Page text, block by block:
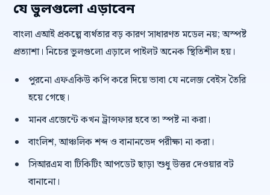
যে ভুলগুলো এড়াবেন
বাংলা এআই প্রকল্পে ব্যর্থতার বড় কারণ সাধারণত মডেল নয়; অস্পষ্ট
প্রত্যাশা। নিচের ভুলগুলো এড়ালে পাইলট অনেক স্থিতিশীল হয়।
পুরনো এফএকিউ কপি করে দিয়ে ভাবা যে নলেজ বেইস তৈরি
হয়ে গেছে।
মানব এজেন্টে কখন ট্রান্সফার হবে তা স্পষ্ট না করা।
বাংলিশ, আঞ্চলিক শব্দ ও বানানভেদ পরীক্ষা না করা।
সিআরএম বা টিকিটিং আপডেট ছাড়া শুধু উত্তর দেওয়ার বট
বানানো।